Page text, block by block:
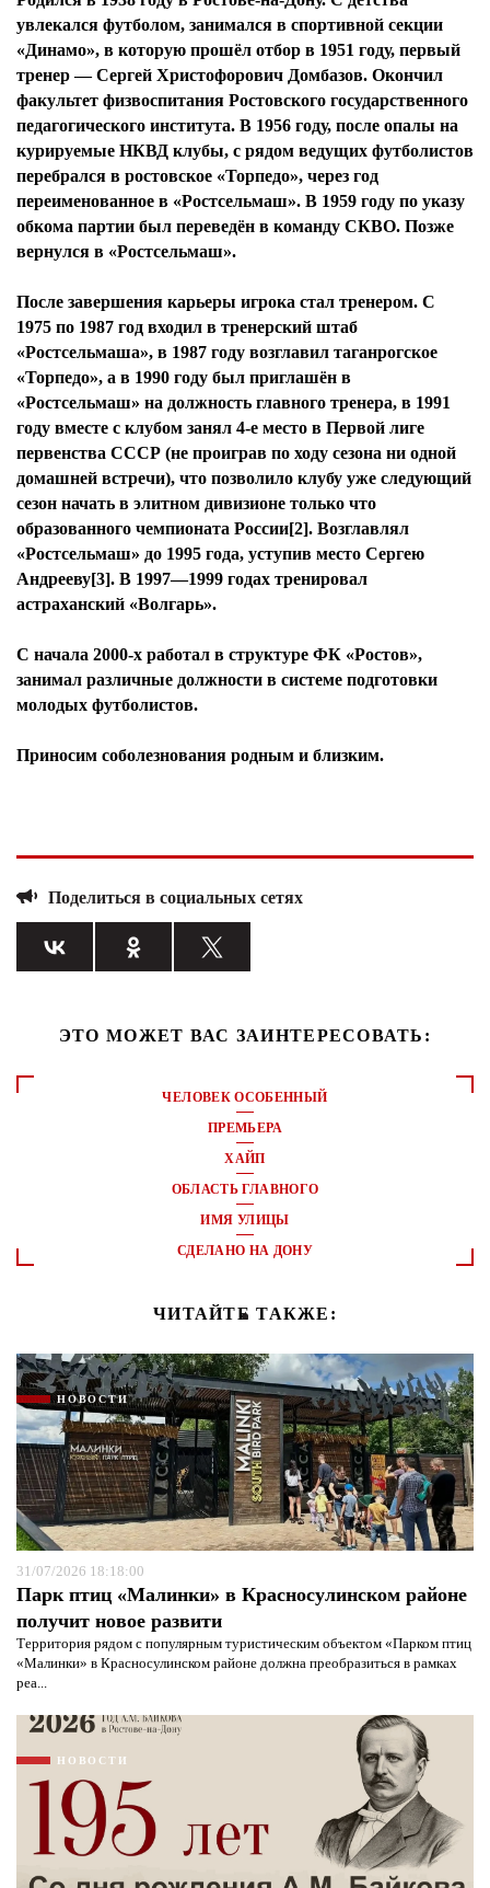
увлекался футболом, занимался в спортивной секции
«Динамо», в которую прошёл отбор в 1951 году, первый
тренер — Сергей Христофорович Домбазов. Окончил
факультет физвоспитания Ростовского государственного
педагогического института. В 1956 году, после опалы на
курируемые НКВД клубы, с рядом ведущих футболистов
перебрался в ростовское «Торпедо», через год
переименованное в «Ростсельмаш». В 1959 году по указу
обкома партии был переведён в команду СКВО. Позже
вернулся в «Ростсельмаш».
После завершения карьеры игрока стал тренером. С
1975 по 1987 год входил в тренерский штаб
«Ростсельмаша», в 1987 году возглавил таганрогское
«Торпедо», а в 1990 году был приглашён в
«Ростсельмаш» на должность главного тренера, в 1991
году вместе с клубом занял 4-е место в Первой лиге
первенства СССР (не проиграв по ходу сезона ни одной
домашней встречи), что позволило клубу уже следующий
сезон начать в элитном дивизионе только что
образованного чемпионата России[2]. Возглавлял
«Ростсельмаш» до 1995 года, уступив место Сергею
Андрееву[3]. В 1997—1999 годах тренировал
астраханский «Волгарь».
С начала 2000-х работал в структуре ФК «Ростов»,
занимал различные должности в системе подготовки
молодых футболистов.
Приносим соболезнования родным и близким.
Поделиться в социальных сетях
ЭТО МОЖЕТ ВАС ЗАИНТЕРЕСОВАТЬ:
ЧЕЛОВЕК ОСОБЕННЫЙ
ПРЕМЬЕРА
ХАЙП
ОБЛАСТЬ ГЛАВНОГО
ИМЯ УЛИЦЫ
СДЕЛАНО НА ДОНУ
ЧИТАЙТЕ ТАКЖЕ:
НОВОСТИ
31/07/2026 18:18:00
Парк птиц «Малинки» в Красносулинском районе
получит новое развити
Территория рядом с популярным туристическим объектом «Парком птиц
«Малинки» в Красносулинском районе должна преобразиться в рамках
реа...
НОВОСТИ